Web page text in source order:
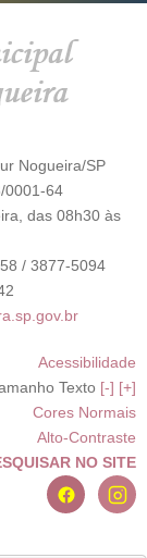
Nogueira/SP
0001-64
das 08h30 às
/ 3877-5094
Acessibilidade
Texto [-] [+]
Cores Normais
Alto-Contraste
NO SITE